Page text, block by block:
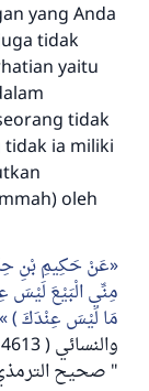
yang Anda
tidak
yaitu
tidak
ia miliki
) oleh
عَنْ حَكِيمِ بْنِ
مِنِّي الْبَيْعَ لَيْسَ
مَا لَيْسَ عِنْدَكَ )
" صحيح